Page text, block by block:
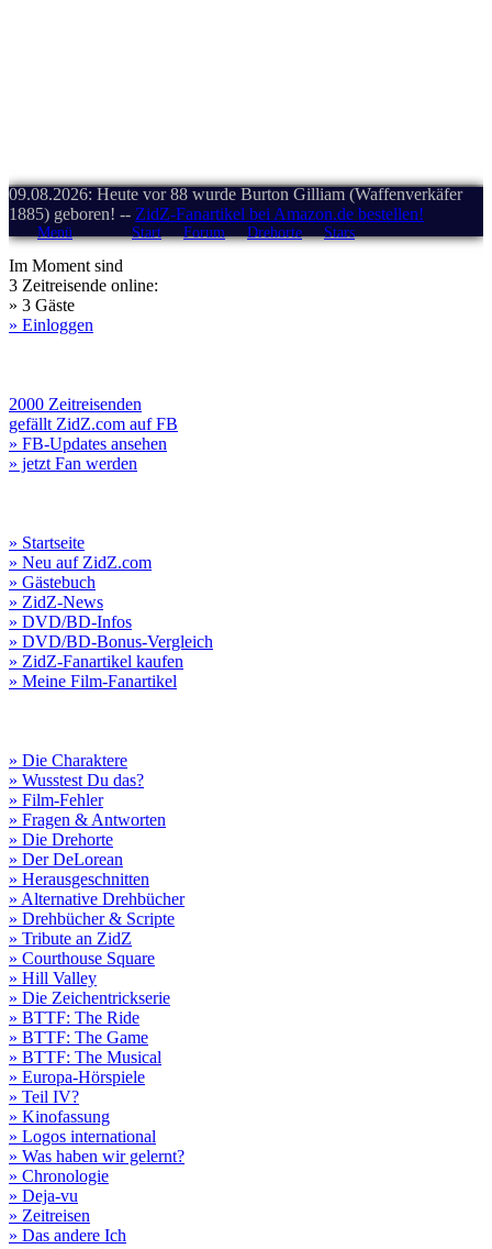
09.08.2026: Heute vor 88 wurde Burton Gilliam (Waffenverkäfer
1885) geboren! -- ZidZ-Fanartikel bei Amazon.de bestellen!
Menü Start Forum Drehorte Stars
Im Moment sind
3 Zeitreisende online:
» 3 Gäste
» Einloggen
2000 Zeitreisenden
gefällt ZidZ.com auf FB
» FB-Updates ansehen
» jetzt Fan werden
» Startseite
» Neu auf ZidZ.com
» Gästebuch
» ZidZ-News
» DVD/BD-Infos
» DVD/BD-Bonus-Vergleich
» ZidZ-Fanartikel kaufen
» Meine Film-Fanartikel
» Die Charaktere
» Wusstest Du das?
» Film-Fehler
» Fragen & Antworten
» Die Drehorte
» Der DeLorean
» Herausgeschnitten
» Alternative Drehbücher
» Drehbücher & Scripte
» Tribute an ZidZ
» Courthouse Square
» Hill Valley
» Die Zeichentrickserie
» BTTF: The Ride
» BTTF: The Game
» BTTF: The Musical
» Europa-Hörspiele
» Teil IV?
» Kinofassung
» Logos international
» Was haben wir gelernt?
» Chronologie
» Deja-vu
» Zeitreisen
» Das andere Ich